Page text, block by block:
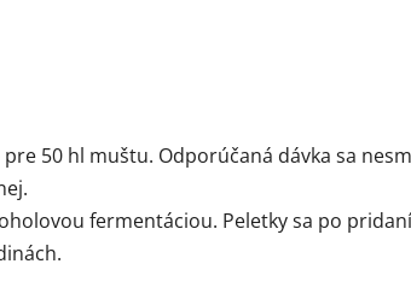
pre 50 hl muštu. Odporúčaná dávka sa
fermentáciou. Peletky sa po